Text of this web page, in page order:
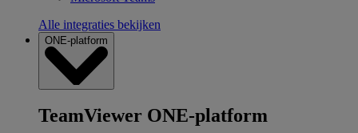
Alle integraties bekijken
ONE-platform
TeamViewer ONE-platform